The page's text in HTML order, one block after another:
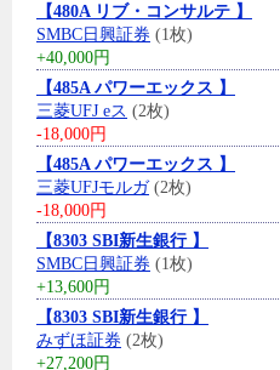
【480A リブ・コンサルテ 】
SMBC日興証券 (1枚)
+40,000円
【485A パワーエックス 】
三菱UFJ eス (2枚)
-18,000円
【485A パワーエックス 】
三菱UFJモルガ(2枚)
-18,000円
【8303 SBI新生銀行 】
SMBC日興証券 (1枚)
+13,600円
【8303 SBI新生銀行 】
みずほ証券 (2枚)
+27,200円